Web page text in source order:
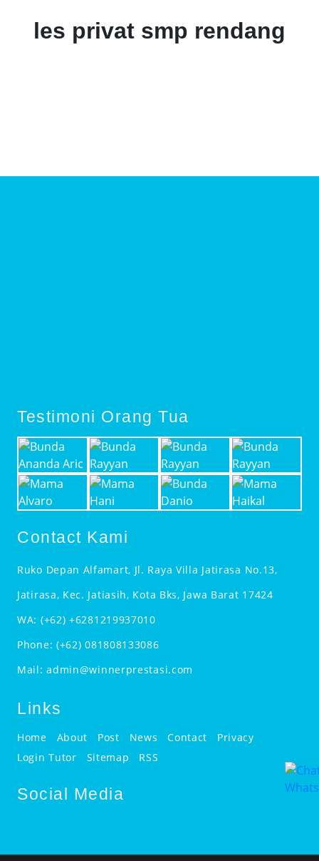
les privat smp rendang
Testimoni Orang Tua
Contact Kami
Ruko Depan Alfamart, Jl. Raya Villa Jatirasa No.13,
Jatirasa, Kec. Jatiasih, Kota Bks, Jawa Barat 17424
WA: (+62) +6281219937010
Phone: (+62) 081808133086
Mail:admin@winnerprestasi.com
Links
Home About Post News Contact
Privacy
Login Tutor
Sitemap RSS
Social Media